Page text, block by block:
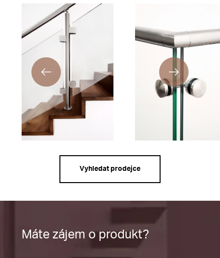
Vyhledat prodejce
Máte zájem o produkt?